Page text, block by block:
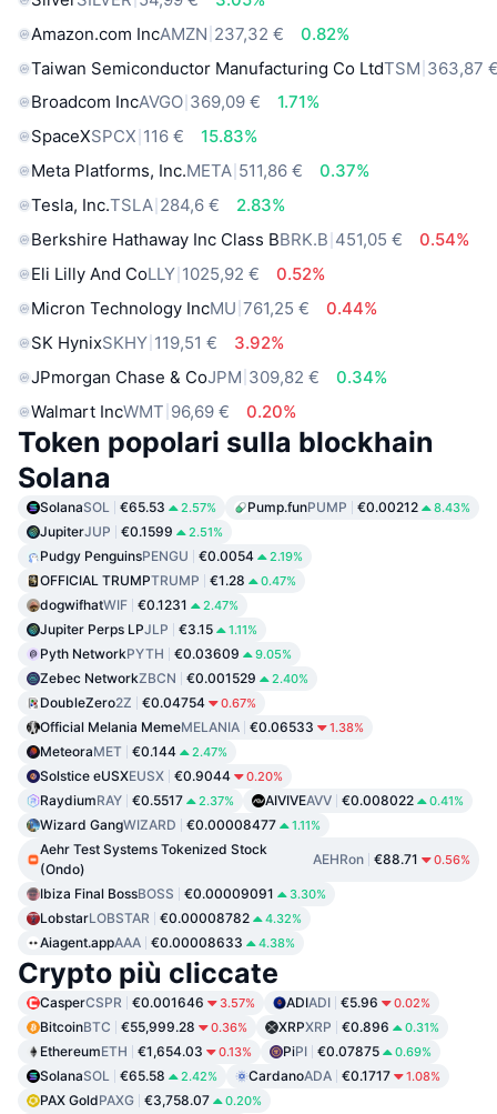
Amazon.com IncAMZN 237,32 €
0.82%
Taiwan Semiconductor Manufacturing Co LtdTSM 363,87
Broadcom IncAVGO 369,09 €
1.71%
SpaceXSPCX 116 €
15.83%
Meta Platforms, Inc.META 511,86 €
0.37%
Tesla, Inc.TSLA 284,6 €
2.83%
Berkshire Hathaway Inc Class BBRK.B 451,05 €
0.54%
Eli Lilly And CoLLY 1025,92 €
0.52%
Micron Technology IncMU 761,25 €
0.44%
SK HynixSKHY 119,51 €
3.92%
JPmorgan Chase & CoJPM 309,82 €
0.34%
Walmart IncWMT 96,69 € 0.20%
Token popolari sulla blockhain
Solana
SolanaSOL €65.53 2.57% Pump.funPUMP €0.00212 8.43%
JupiterJUP €0.1599 2.51%
Pudgy PenguinsPENGU €0.0054 2.19%
OFFICIAL TRUMPTRUMP €1.28 0.47%
dogwifhatWIF €0.1231 2.47%
Jupiter Perps LPJLP €3.15 1.11%
Pyth NetworkPYTH €0.03609 9.05%
Zebec NetworkZBCN €0.001529 2.40%
DoubleZero2Z €0.04754 0.67%
Official Melania MemeMELANIA €0.06533 1.38%
MeteoraMET €0.144 2.47%
Solstice eUSXEUSX €0.9044 0.20%
RaydiumRAY €0.5517 2.37% AIVIVEAVV €0.008022 0.41%
Wizard GangWIZARD €0.00008477 1.11%
Aehr Test Systems Tokenized Stock
(Ondo)
AEHRon €88.71 0.56%
Ibiza Final BossBOSS €0.00009091 3.30%
LobstarLOBSTAR €0.00008782 4.32%
Aiagent.appAAA €0.00008633 4.38%
Crypto più cliccate
CasperCSPR €0.001646 3.57% ADIADI €5.96 0.02%
BitcoinBTC €55,999.28 0.36% XRPXRP €0.896 0.31%
EthereumETH €1,654.03 0.13% PiPI €0.07875 0.69%
SolanaSOL €65.58 2.42% CardanoADA €0.1717 1.08%
PAX GoldPAXG €3,758.07 0.20%